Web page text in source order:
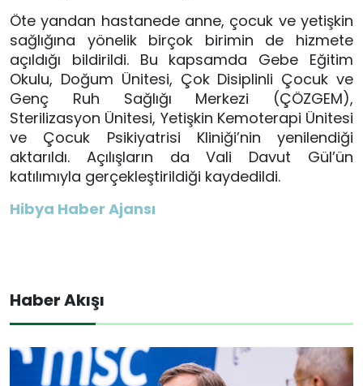
Öte yandan hastanede anne, çocuk ve yetişkin
sağlığına yönelik birçok birimin de hizmete
açıldığı bildirildi. Bu kapsamda Gebe Eğitim
Okulu, Doğum Ünitesi, Çok Disiplinli Çocuk ve
Genç Ruh Sağlığı Merkezi (ÇÖZGEM),
Sterilizasyon Ünitesi, Yetişkin Kemoterapi Ünitesi
ve Çocuk Psikiyatrisi Kliniği’nin yenilendiği
aktarıldı. Açılışların da Vali Davut Gül’ün
katılımıyla gerçekleştirildiği kaydedildi.
Hibya Haber Ajansı
Haber Akışı